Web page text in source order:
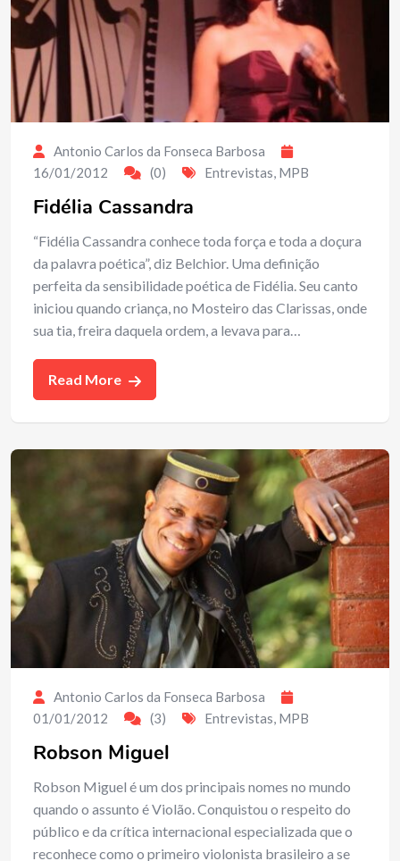
Antonio Carlos da Fonseca Barbosa
16/01/2012
(0) Entrevistas, MPB
Fidélia Cassandra
“Fidélia Cassandra conhece toda força e toda a doçura
da palavra poética”, diz Belchior. Uma definição
perfeita da sensibilidade poética de Fidélia. Seu canto
iniciou quando criança, no Mosteiro das Clarissas, onde
sua tia, freira daquela ordem, a levava para…
Read More
Antonio Carlos da Fonseca Barbosa
01/01/2012
(3) Entrevistas, MPB
Robson Miguel
Robson Miguel é um dos principais nomes no mundo
quando o assunto é Violão. Conquistou o respeito do
público e da crítica internacional especializada que o
reconhece como o primeiro violonista brasileiro a se